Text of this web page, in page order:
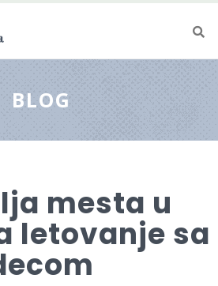
BLOG
mesta u
letovanje sa